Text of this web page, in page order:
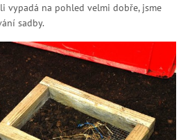
vypadá na pohled velmi dobře, jsme
sadby.